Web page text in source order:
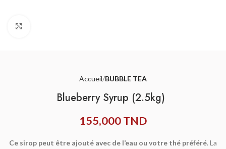
Accueil BUBBLE TEA
Blueberry Syrup (2.5kg)
155,000TND
Ce sirop peut être ajouté avec de l’eau ou votre thé préféré. La